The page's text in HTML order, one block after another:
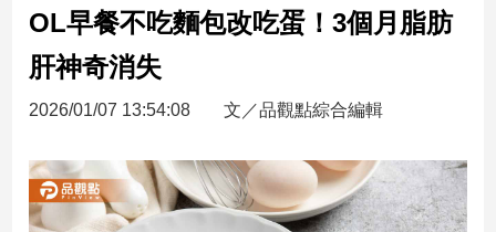
台
財
新
產
經/
股
OL早餐不吃麵包改吃蛋！3個月脂肪
肝神奇消失
2026/01/07 13:54:08 文／品觀點綜合編輯